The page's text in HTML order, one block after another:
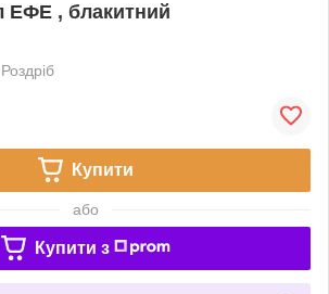
ЕФЕ , блакитний
Роздріб
Купити
або
Купити з